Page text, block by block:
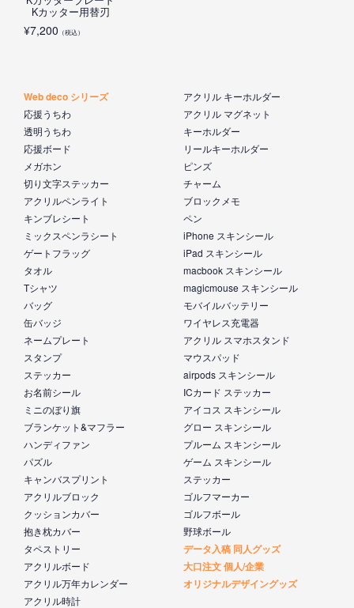
Kカッター用替刃
¥7,200 （税込）
Web deco シリーズ
応援うちわ
透明うちわ
応援ボード
メガホン
切り文字ステッカー
アクリルペンライト
キンブレシート
ミックスペンラシート
ゲートフラッグ
タオル
Tシャツ
バッグ
缶バッジ
ネームプレート
スタンプ
ステッカー
お名前シール
ミニのぼり旗
ブランケット&マフラー
ハンディファン
パズル
キャンバスプリント
アクリルブロック
クッションカバー
抱き枕カバー
タペストリー
アクリルボード
アクリル万年カレンダー
アクリル時計
アクリル キーホルダー
アクリル マグネット
キーホルダー
リールキーホルダー
ピンズ
チャーム
ブロックメモ
ペン
iPhone スキンシール
iPad スキンシール
macbook スキンシール
magicmouse スキンシール
モバイルバッテリー
ワイヤレス充電器
アクリル スマホスタンド
マウスパッド
airpods スキンシール
ICカード ステッカー
アイコス スキンシール
グロー スキンシール
プルーム スキンシール
ゲーム スキンシール
ステッカー
ゴルフマーカー
ゴルフボール
野球ボール
データ入稿 同人グッズ
大口注文 個人/企業
オリジナルデザイングッズ